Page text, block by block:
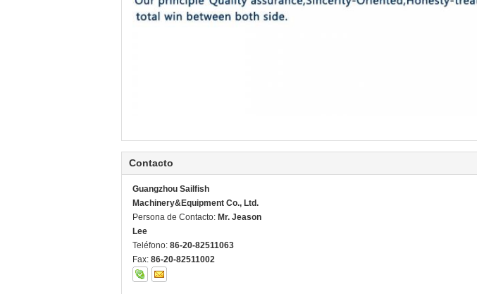
Contacto
Guangzhou Sailfish
Machinery&Equipment Co., Ltd.
Persona de Contacto: Mr. Jeason
Lee
Teléfono: 86-20-82511063
Fax: 86-20-82511002